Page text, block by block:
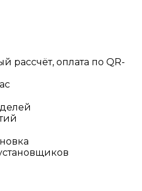
рассчёт, оплата по QR-